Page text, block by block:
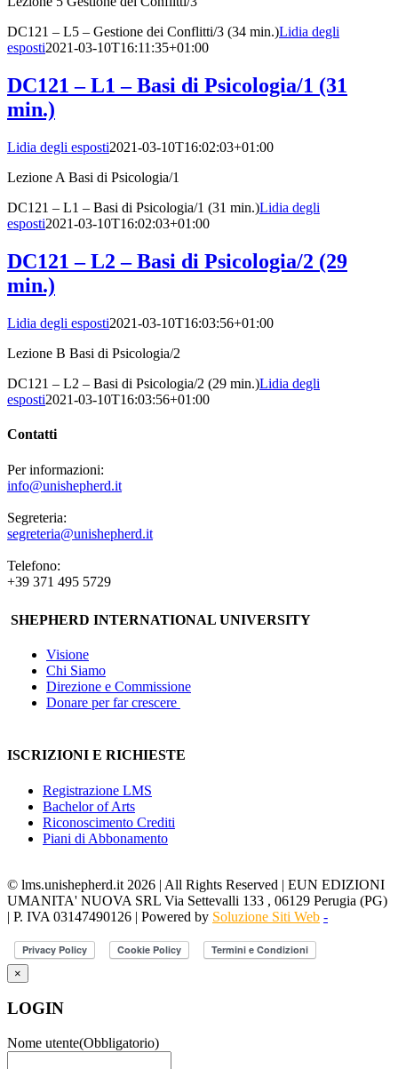
DC121 – L5 – Gestione dei Conflitti/3 (34 min.)Lidia degli
esposti2021-03-10T16:11:35+01:00
DC121 – L1 – Basi di Psicologia/1 (31
min.)
Lidia degli esposti2021-03-10T16:02:03+01:00
Lezione A Basi di Psicologia/1
DC121 – L1 – Basi di Psicologia/1 (31 min.)Lidia degli
esposti2021-03-10T16:02:03+01:00
DC121 – L2 – Basi di Psicologia/2 (29
min.)
Lidia degli esposti2021-03-10T16:03:56+01:00
Lezione B Basi di Psicologia/2
DC121 – L2 – Basi di Psicologia/2 (29 min.)Lidia degli
esposti2021-03-10T16:03:56+01:00
Contatti
Per informazioni:
info@unishepherd.it
Segreteria:
segreteria@unishepherd.it
Telefono:
+39 371 495 5729
SHEPHERD INTERNATIONAL UNIVERSITY
Visione
Chi Siamo
Direzione e Commissione
Donare per far crescere
ISCRIZIONI E RICHIESTE
Registrazione LMS
Bachelor of Arts
Riconoscimento Crediti
Piani di Abbonamento
© lms.unishepherd.it 2026 | All Rights Reserved | EUN EDIZIONI
UMANITA' NUOVA SRL Via Settevalli 133 , 06129 Perugia (PG)
| P. IVA 03147490126 | Powered by Soluzione Siti Web -
×
LOGIN
Nome utente(Obbligatorio)